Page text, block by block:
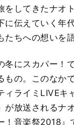
をしてきたナオ
に伝えていく年
たちへの想いを語
にスカパー！
もの。このなか
ィライミLIVEキ
が放送されるナ
！音楽祭2018』